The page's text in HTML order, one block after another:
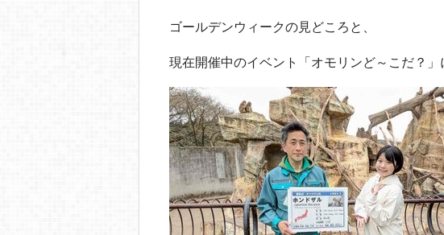
o
k
ゴールデンウィークの見どころと、
現在開催中のイベント「オモリンど～こだ？」